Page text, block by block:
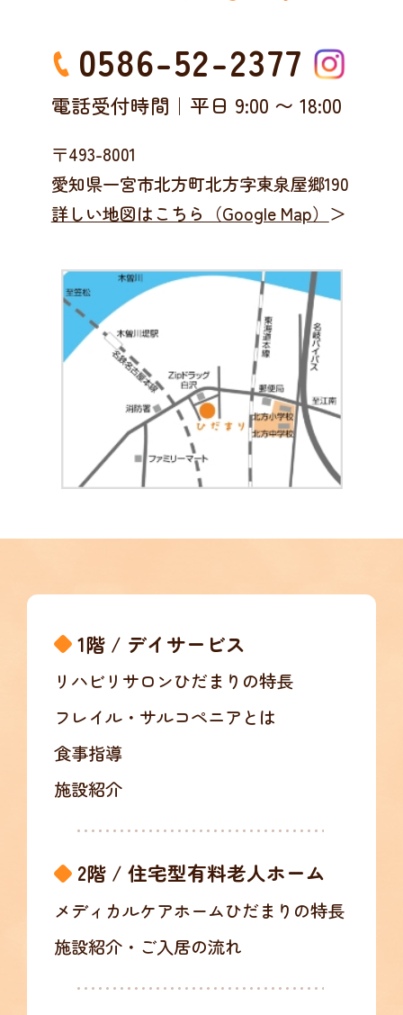
0586-52-2377
電話受付時間｜平日 9:00 〜 18:00
〒493-8001
愛知県一宮市北方町北方字東泉屋郷190
詳しい地図はこちら（Google Map） ＞
1階 / デイサービス
リハビリサロンひだまりの特長
フレイル・サルコペニアとは
食事指導
施設紹介
2階 / 住宅型有料老人ホーム
メディカルケアホームひだまりの特長
施設紹介・ご入居の流れ